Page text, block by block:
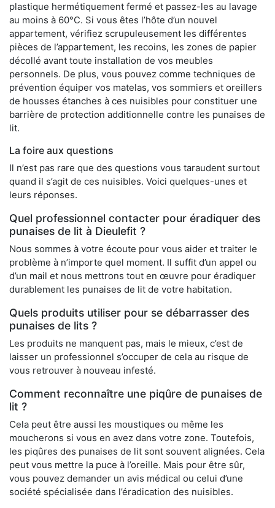
plastique hermétiquement fermé et passez-les au lavage
au moins à 60°C. Si vous êtes l’hôte d’un nouvel
appartement, vérifiez scrupuleusement les différentes
pièces de l’appartement, les recoins, les zones de papier
décollé avant toute installation de vos meubles
personnels. De plus, vous pouvez comme techniques de
prévention équiper vos matelas, vos sommiers et oreillers
de housses étanches à ces nuisibles pour constituer une
barrière de protection additionnelle contre les punaises de
lit.
La foire aux questions
Il n’est pas rare que des questions vous taraudent surtout
quand il s’agit de ces nuisibles. Voici quelques-unes et
leurs réponses.
Quel professionnel contacter pour éradiquer des
punaises de lit à Dieulefit ?
Nous sommes à votre écoute pour vous aider et traiter le
problème à n’importe quel moment. Il suffit d’un appel ou
d’un mail et nous mettrons tout en œuvre pour éradiquer
durablement les punaises de lit de votre habitation.
Quels produits utiliser pour se débarrasser des
punaises de lits ?
Les produits ne manquent pas, mais le mieux, c’est de
laisser un professionnel s’occuper de cela au risque de
vous retrouver à nouveau infesté.
Comment reconnaître une piqûre de punaises de
lit ?
Cela peut être aussi les moustiques ou même les
moucherons si vous en avez dans votre zone. Toutefois,
les piqûres des punaises de lit sont souvent alignées. Cela
peut vous mettre la puce à l’oreille. Mais pour être sûr,
vous pouvez demander un avis médical ou celui d’une
société spécialisée dans l’éradication des nuisibles.